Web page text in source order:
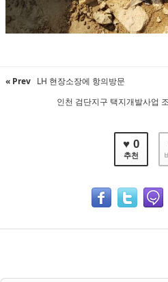
« Prev LH 현장소장에 항의방문
인천 검단지구 택지개발사업
♥ 0
추천